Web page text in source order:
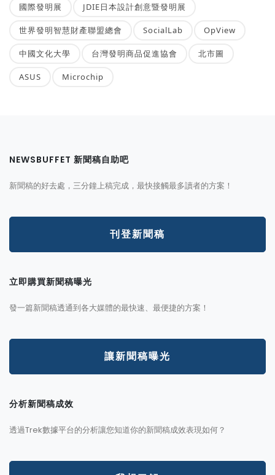
國際發明展 JDIE日本設計創意暨發明展
世界發明智慧財產聯盟總會 SocialLab OpView
中國文化大學 台灣發明商品促進協會 北市圖
ASUS Microchip
NEWSBUFFET 新聞稿自助吧
新聞稿的好去處，三分鐘上稿完成，最快接觸最多讀者的方案！
刊登新聞稿
立即購買新聞稿曝光
發一篇新聞稿透通到各大媒體的最快速、最便捷的方案！
讓新聞稿曝光
分析新聞稿成效
透過Trek數據平台的分析讓您知道你的新聞稿成效表現如何？